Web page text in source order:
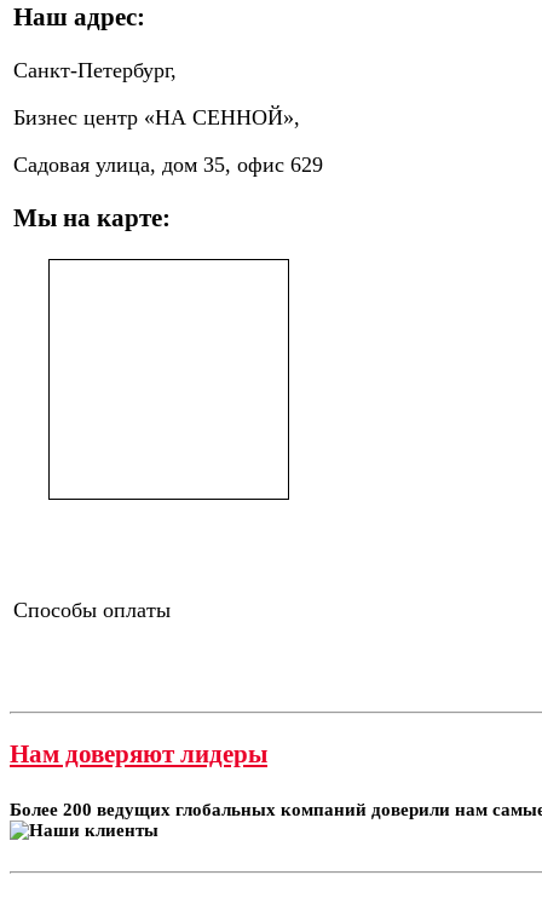
Наш адрес:
Санкт-Петербург,
Бизнес центр «НА СЕННОЙ»,
Садовая улица, дом 35, офис 629
Мы на карте:
Способы оплаты
Нам доверяют лидеры
Более 200 ведущих глобальных компаний доверили нам